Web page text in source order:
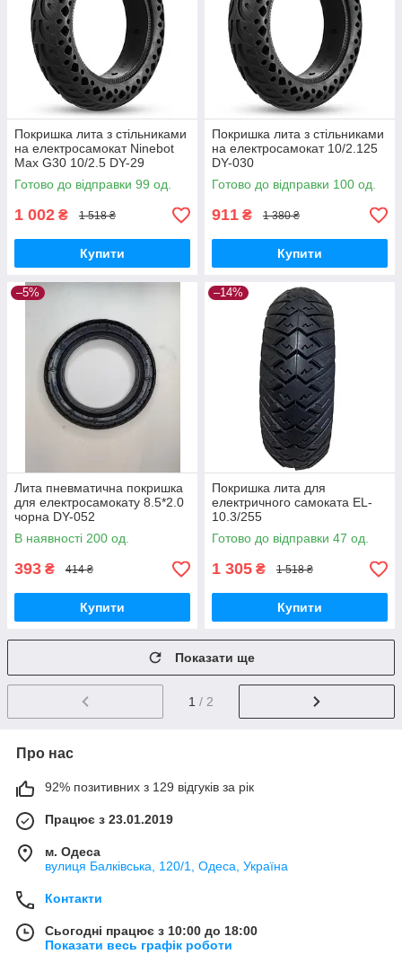
Покришка лита з стільниками
на електросамокат Ninebot
Max G30 10/2.5 DY-29
Готово до відправки 99 од.
1 002 ₴ 1 518 ₴
Купити
Покришка лита з стільниками
на електросамокат 10/2.125
DY-030
Готово до відправки 100 од.
911 ₴ 1 380 ₴
Купити
–5%
Лита пневматична покришка
для електросамокату 8.5*2.0
чорна DY-052
В наявності 200 од.
393 ₴ 414 ₴
Купити
–14%
Покришка лита для
електричного самоката EL-
10.3/255
Готово до відправки 47 од.
1 305 ₴ 1 518 ₴
Купити
Показати ще
1 / 2
Про нас
92% позитивних з 129 відгуків за рік
Працює з 23.01.2019
м. Одеса
вулиця Балківська, 120/1, Одеса, Україна
Контакти
Сьогодні працює з 10:00 до 18:00
Показати весь графік роботи